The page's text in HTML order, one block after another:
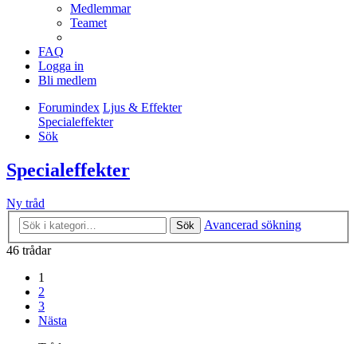
Medlemmar
Teamet
FAQ
Logga in
Bli medlem
Forumindex Ljus & Effekter
Specialeffekter
Sök
Specialeffekter
Ny tråd
Sök
Avancerad sökning
46 trådar
1
2
3
Nästa